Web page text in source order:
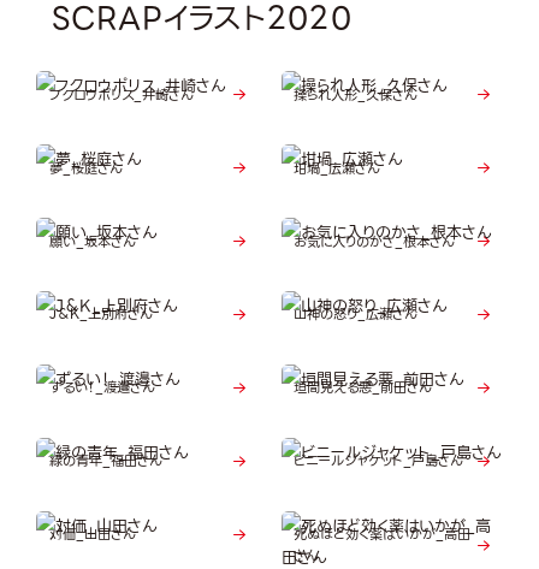
SCRAPイラスト2020
フクロウポリス_井崎さん 操られ人形_久保さん
夢_桜庭さん 坩堝_広瀬さん
願い_坂本さん お気に入りのかさ_根本さん
J＆K_上別府さん 山神の怒り_広瀬さん
ずるい！_渡邉さん 垣間見える悪_前田さん
緑の青年_福田さん ビニールジャケット_戸島さん
対価_山田さん
死ぬほど効く薬はいかが_高田
さん